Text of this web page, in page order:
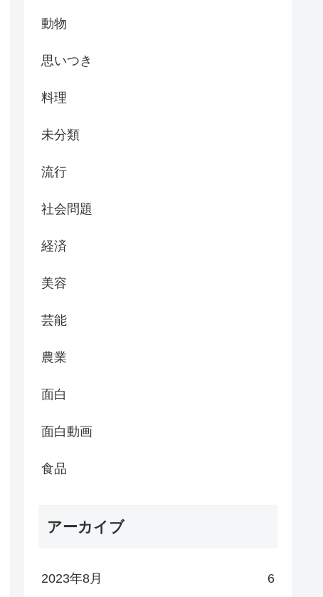
動物
思いつき
料理
未分類
流行
社会問題
経済
美容
芸能
農業
面白
面白動画
食品
アーカイブ
2023年8月 6